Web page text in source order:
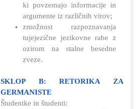
ki povzemajo informacije in
argumente iz različnih virov;
zmožnost razpoznavanja
tujejezične jezikovne rabe z
ozirom na stalne besedne
zveze.
SKLOP B: RETORIKA ZA
GERMANISTE
Študentke in študenti: